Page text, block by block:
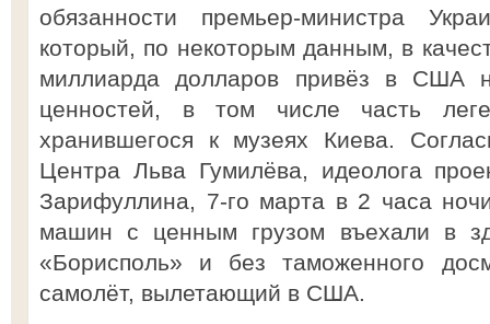
обязанности премьер-министра
который, по некоторым данным, в
миллиарда долларов привёз в США
ценностей, в том числе часть
хранившегося к музеях Киева.
Центра Льва Гумилёва, идеолога
Зарифуллина, 7-го марта в 2 часа ночи
машин с ценным грузом въехали в
«Борисполь» и без таможенного
самолёт, вылетающий в США.